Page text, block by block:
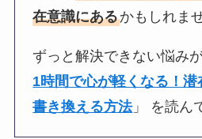
在意識にあるかもしれま
ずっと解決できない悩み
1時間で心が軽くなる！
書き換える方法」 を読ん